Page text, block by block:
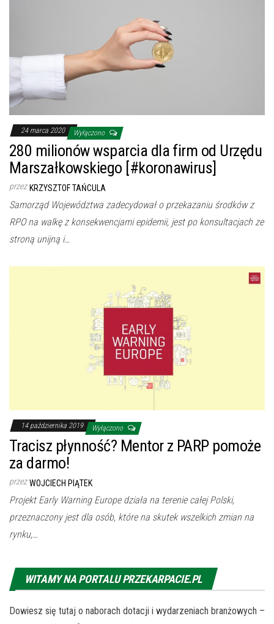
24 marca 2020 Wyłączono
280 milionów wsparcia dla firm od Urzędu
Marszałkowskiego [#koronawirus]
przez KRZYSZTOF TAŃCULA
Samorząd Województwa zadecydował o przekazaniu środków z
RPO na walkę z konsekwencjami epidemii, jest po konsultacjach ze
stroną unijną i…
14 października 2019 Wyłączono
Tracisz płynność? Mentor z PARP pomoże
za darmo!
przez WOJCIECH PIĄTEK
Projekt Early Warning Europe działa na terenie całej Polski,
przeznaczony jest dla osób, które na skutek wszelkich zmian na
rynku,…
WITAMY NA PORTALU PRZEKARPACIE.PL
Dowiesz się tutaj o naborach dotacji i wydarzeniach branżowych –